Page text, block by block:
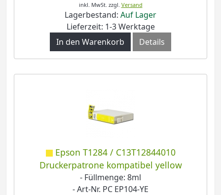
inkl. MwSt. zzgl. Versand
Lagerbestand: Auf Lager
Lieferzeit: 1-3 Werktage
In den Warenkorb
Details
Epson T1284 / C13T12844010
Druckerpatrone kompatibel yellow
- Füllmenge: 8ml
- Art-Nr. PC EP104-YE